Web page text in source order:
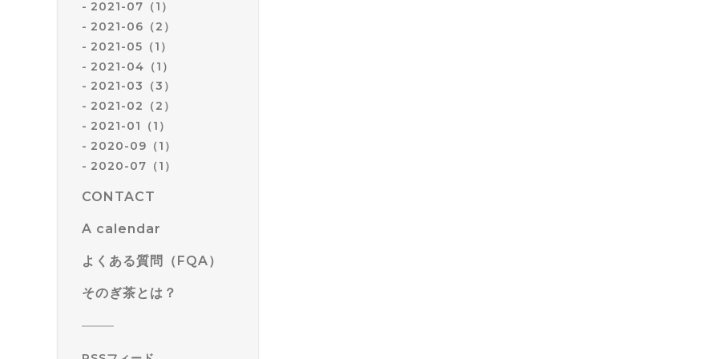
2021-07（1）
2021-06（2）
2021-05（1）
2021-04（1）
2021-03（3）
2021-02（2）
2021-01（1）
2020-09（1）
2020-07（1）
CONTACT
A calendar
よくある質問（FQA）
そのぎ茶とは？